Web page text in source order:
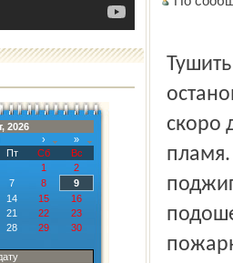
2026
›
»
Пт Сб
Вс
1
2
7 8
9
14 15
16
21 22
23
28 29
30
скоро
пламя.